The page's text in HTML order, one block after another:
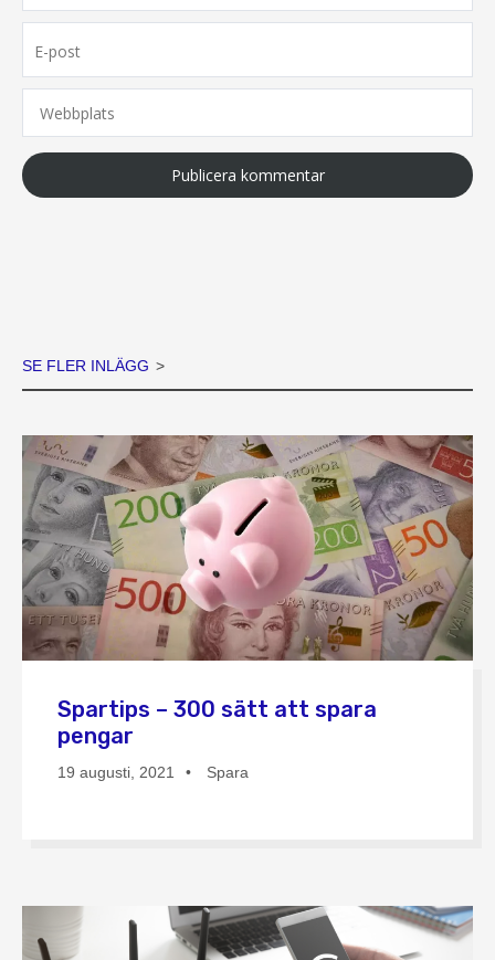
post
SE FLER INLÄGG
Spartips – 300 sätt att spara
pengar
19 augusti, 2021 Spara